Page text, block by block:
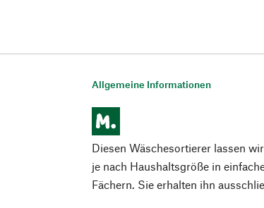
Allgemeine Informationen
Diesen Wäschesortierer lassen
je nach Haushaltsgröße in
Fächern. Sie erhalten ihn